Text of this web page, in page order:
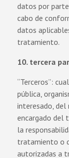
datos por
cabo de
datos
tratamiento.
10. tercera
“Terceros”:
pública,
interesado,
encargado del
la
tratamiento o
autorizadas a